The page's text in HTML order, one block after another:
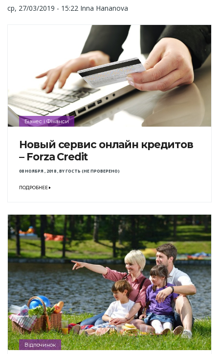
ср, 27/03/2019 - 15:22 Inna Hananova
Бізнес і Фінанси
Новый сервис онлайн кредитов
– Forza Credit
08 НОЯБРЯ , 2018,BYГОСТЬ (НЕ ПРОВЕРЕНО)
ПОДРОБНЕЕ
Відпочинок